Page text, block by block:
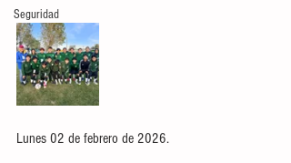
Seguridad
Lunes 02 de febrero de 2026.